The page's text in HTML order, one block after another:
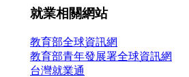
就業相關網站
教育部全球資訊網
教育部青年發展署全球資訊網
台灣就業通